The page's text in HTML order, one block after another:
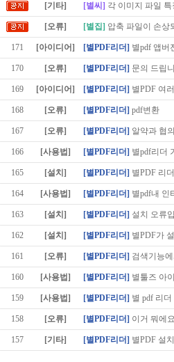
[기타] [별씨] 각 이미지 파일 특
[오류] [별집] 압축 파일이 손상
171 [아이디어] [별PDF리더] 별pdf 앱버
170 [오류] [별PDF리더] 문의 드립
169 [아이디어] [별PDF리더] 별PDF 여
168 [오류] [별PDF리더] pdf변환
167 [오류] [별PDF리더] 알약과 협
166 [사용법] [별PDF리더] 별pdf리더
165 [설치] [별PDF리더] 별PDF 리
164 [사용법] [별PDF리더] 별pdf내 인
163 [설치] [별PDF리더] 설치 오류
162 [설치] [별PDF리더] 별PDF가
161 [오류] [별PDF리더] 검색기능
160 [사용법] [별PDF리더] 별툴즈 아
159 [사용법] [별PDF리더] 별 pdf 리
158 [오류] [별PDF리더] 이거 뭐에
157 [기타] [별PDF리더] 별PDF 설